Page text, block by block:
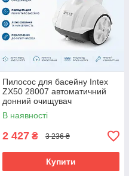
Пилосос для басейну Intex
ZX50 28007 автоматичний
донний очищувач
В наявності
2 427 ₴ 3 236 ₴
Купити